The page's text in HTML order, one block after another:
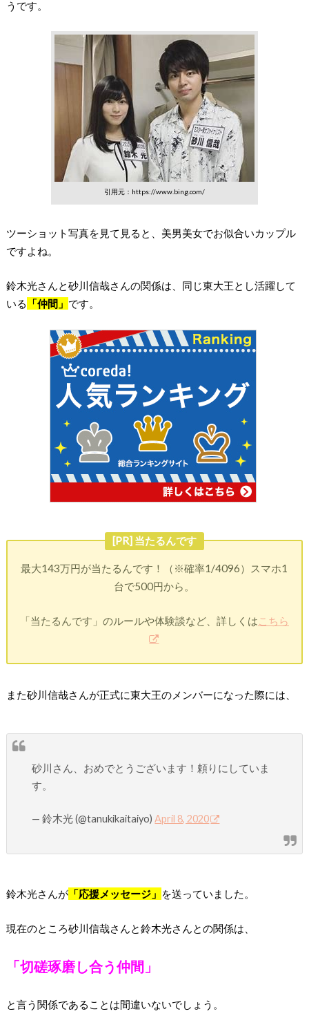
うです。
引用元：https://www.bing.com/
ツーショット写真を見て見ると、美男美女でお似合いカップル
ですよね。
鈴木光さんと砂川信哉さんの関係は、同じ東大王とし活躍して
いる
「仲間」 です。
[PR] 当たるんです
最大143万円が当たるんです！（※確率1/4096）スマホ1
台で500円から。
「当たるんです」のルールや体験談など、詳しくは こちら
また砂川信哉さんが正式に東大王のメンバーになった際には、
砂川さん、おめでとうございます！頼りにしていま
す。
— 鈴木光 (@tanukikaitaiyo)April 8, 2020
鈴木光さんが「応援メッセージ」 を送っていました。
現在のところ砂川信哉さんと鈴木光さんとの関係は、
「切磋琢磨し合う仲間」
と言う関係であることは間違いないでしょう。